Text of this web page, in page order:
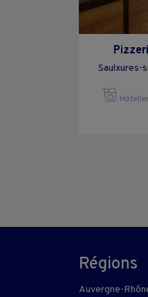
Saulxures-
Régions
Auvergne-